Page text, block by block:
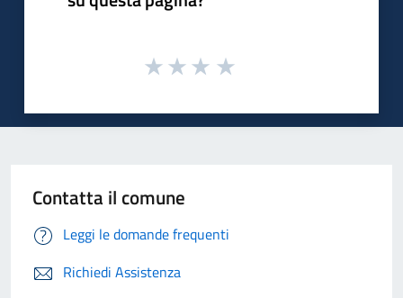
Contatta il comune
Leggi le domande frequenti
Richiedi Assistenza